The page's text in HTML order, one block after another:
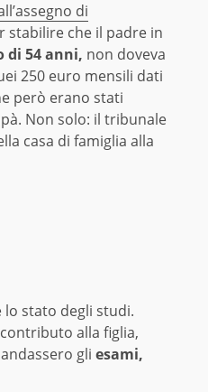
di
stabilire che il padre in
di 54 anni, non doveva
250 euro mensili dati
però erano stati
Non solo: il tribunale
casa di famiglia alla
lo stato degli studi.
alla figlia,
gli esami,